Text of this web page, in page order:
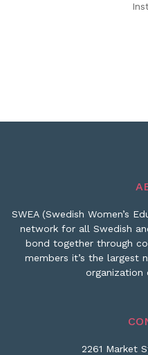
SWEA (Swedish Women’s
network for all Swedish
bond together through
members it’s the largest
organization
2261 Market